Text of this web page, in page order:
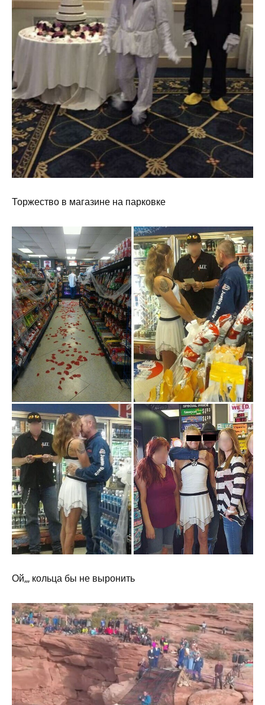
Торжество в магазине на парковке
Ой,,, кольца бы не выронить